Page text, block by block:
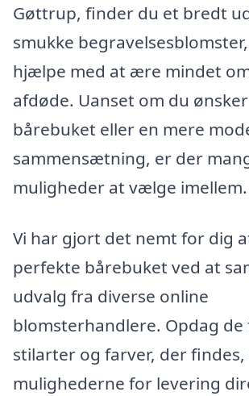
Gøttrup, finder du et bredt
smukke
hjælpe med at ære mindet
afdøde. Uanset om du
bårebuket eller en mere
sammensætning, er der
muligheder at vælge imellem.
Vi har gjort det nemt for dig
perfekte bårebuket ved at
udvalg fra diverse online
blomsterhandlere. Opdag de
stilarter og farver, der findes,
mulighederne for levering